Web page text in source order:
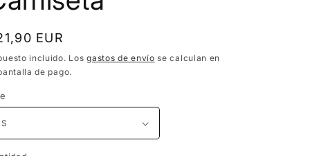
EUR
incluido. Losgastos de envío se calculan en
de pago.